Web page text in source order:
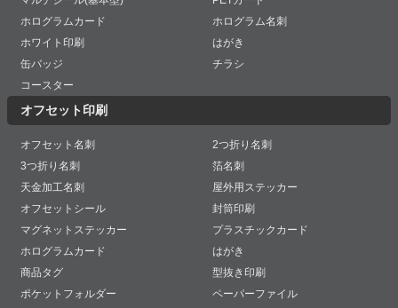
ホログラムカード
ホログラム名刺
ホワイト印刷
はがき
缶バッジ
チラシ
コースター
オフセット印刷
オフセット名刺
2つ折り名刺
3つ折り名刺
箔名刺
天金加工名刺
屋外用ステッカー
オフセットシール
封筒印刷
マグネットステッカー
プラスチックカード
ホログラムカード
はがき
商品タグ
型抜き印刷
ポケットフォルダー
ペーパーファイル